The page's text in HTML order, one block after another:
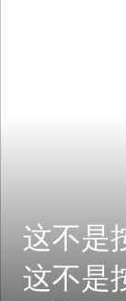
这不是
这不是